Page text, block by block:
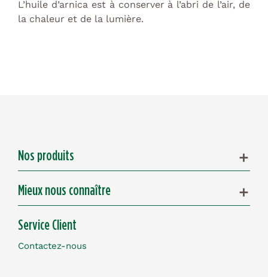
L’huile d’arnica est à conserver à l’abri de l’air, de
la chaleur et de la lumière.
Nos produits add
Mieux nous connaître add
Service Client
Contactez-nous